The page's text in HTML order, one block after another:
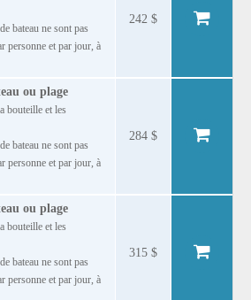
bateau ne sont pas
personne et par jour, à
242 $
ou plage
bouteille et les
bateau ne sont pas
personne et par jour, à
284 $
ou plage
bouteille et les
bateau ne sont pas
personne et par jour, à
315 $